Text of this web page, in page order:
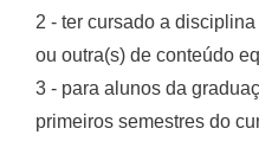
2 - ter cursado a
ou outra(s) de conteúdo
3 - para alunos da
primeiros semestres do